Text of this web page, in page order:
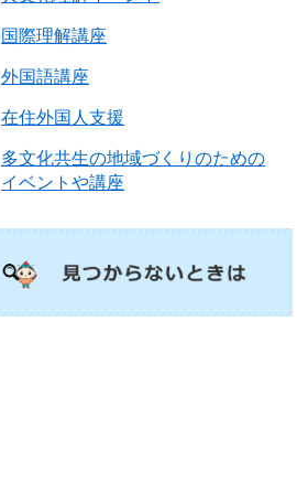
国際理解講座
外国語講座
在住外国人支援
多文化共生の地域づくりのための
イベントや講座